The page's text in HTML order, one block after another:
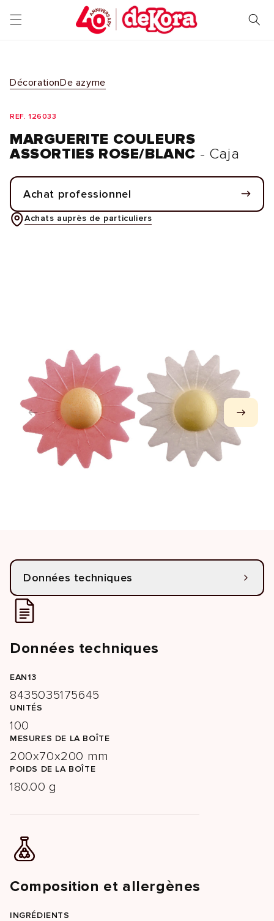
passer
au
DécorationDe azyme
REF. 126033
MARGUERITE COULEURS
ASSORTIES ROSE/BLANC - Caja
Achat professionnel
Achats auprès de particuliers
Données techniques
Données techniques
EAN13
8435035175645
UNITÉS
100
MESURES DE LA BOÎTE
200x70x200 mm
POIDS DE LA BOÎTE
180.00 g
Composition et allergènes
INGRÉDIENTS